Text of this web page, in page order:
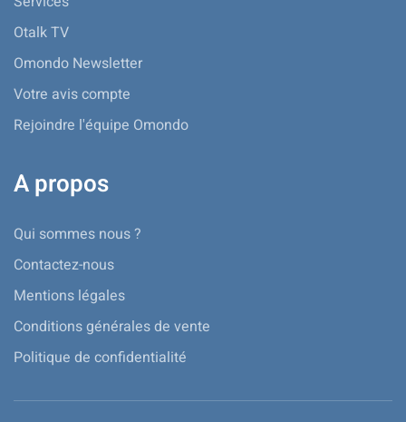
Otalk TV
Omondo Newsletter
Votre avis compte
Rejoindre l'équipe Omondo
A propos
Qui sommes nous ?
Contactez-nous
Mentions légales
Conditions générales de vente
Politique de confidentialité